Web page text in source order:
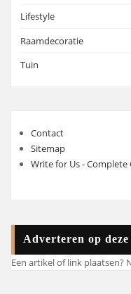
Lifestyle
Raamdecoratie
Tuin
Contact
Sitemap
Write for Us - Complete
Adverteren op deze
Een artikel of link plaatsen?